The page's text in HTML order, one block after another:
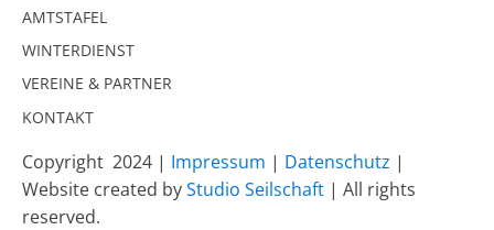
AMTSTAFEL
WINTERDIENST
VEREINE & PARTNER
KONTAKT
Copyright 2024 | Impressum | Datenschutz |
Website created byStudio Seilschaft | All rights
reserved.